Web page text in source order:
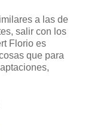
a las de
salir con los
Florio es
que para